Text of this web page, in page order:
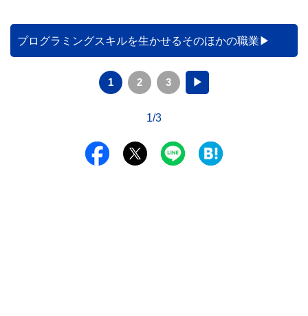
プログラミングスキルを生かせるそのほかの職業
1 2 3 ▶
1/3